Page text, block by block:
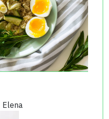
Elena